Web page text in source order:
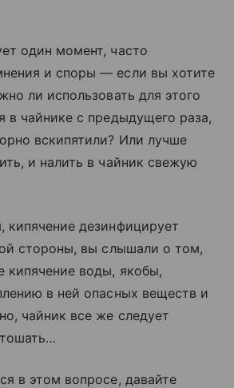
один момент, часто
и споры — если вы хотите
ли использовать для этого
в чайнике с предыдущего раза,
вскипятили? Или лучше
и налить в чайник свежую
дезинфицирует
стороны, вы слышали о том,
кипячение воды, якобы,
в ней опасных веществ и
чайник все же следует
в этом вопросе, давайте